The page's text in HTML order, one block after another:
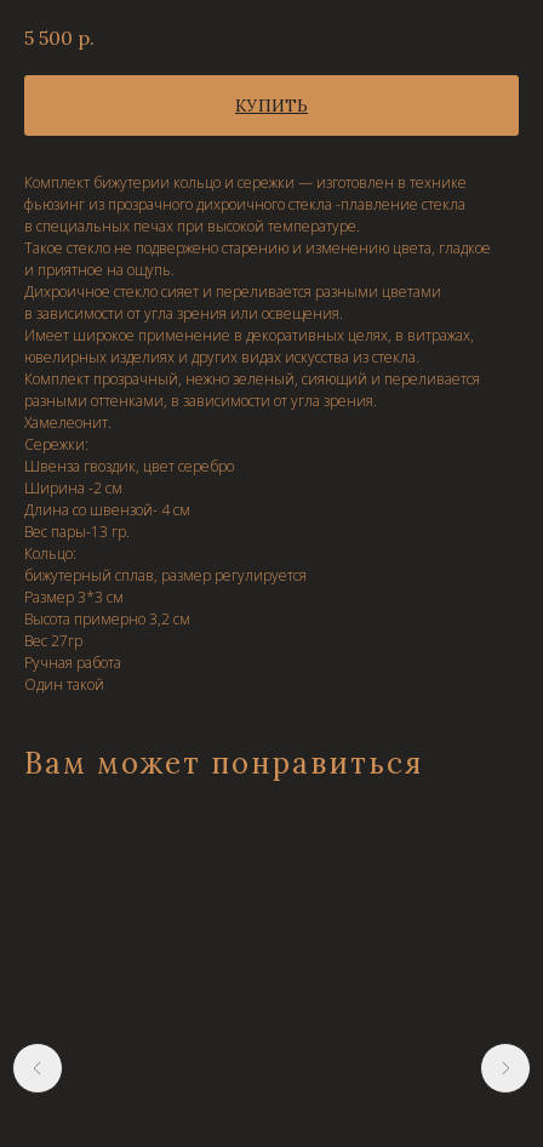
5 500 р.
КУПИТЬ
Комплект бижутерии кольцо и сережки — изготовлен в технике
фьюзинг из прозрачного дихроичного стекла -плавление стекла
в специальных печах при высокой температуре.
Такое стекло не подвержено старению и изменению цвета, гладкое
и приятное на ощупь.
Дихроичное стекло сияет и переливается разными цветами
в зависимости от угла зрения или освещения.
Имеет широкое применение в декоративных целях, в витражах,
ювелирных изделиях и других видах искусства из стекла.
Комплект прозрачный, нежно зеленый, сияющий и переливается
разными оттенками, в зависимости от угла зрения.
Хамелеонит.
Сережки:
Швенза гвоздик, цвет серебро
Ширина -2 см
Длина со швензой- 4 см
Вес пары-13 гр.
Кольцо:
бижутерный сплав, размер регулируется
Размер 3*3 см
Высота примерно 3,2 см
Вес 27гр
Ручная работа
Один такой
Вам может понравиться